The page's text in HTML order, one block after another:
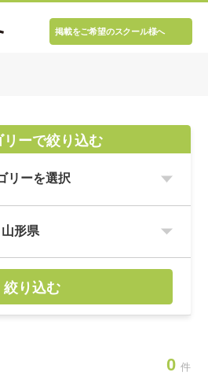
掲載をご希望のスクール様へ
リーで絞り込む
絞り込む
0 件